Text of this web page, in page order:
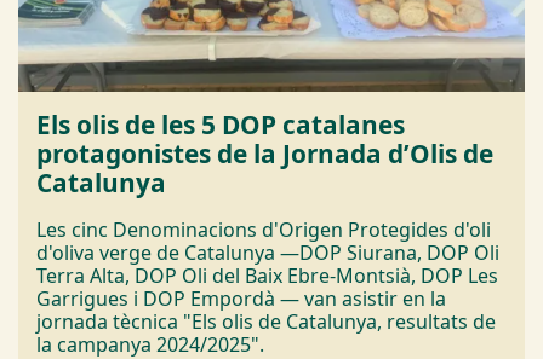
Els olis de les 5 DOP catalanes
protagonistes de la Jornada d’Olis de
Catalunya
Les cinc Denominacions d'Origen Protegides d'oli
d'oliva verge de Catalunya —DOP Siurana, DOP Oli
Terra Alta, DOP Oli del Baix Ebre-Montsià, DOP Les
Garrigues i DOP Empordà — van asistir en la
jornada tècnica "Els olis de Catalunya, resultats de
la campanya 2024/2025".